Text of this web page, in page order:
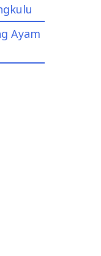
Ayam